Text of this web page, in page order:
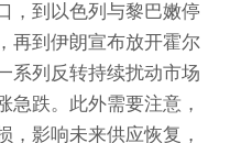
，到以色列与黎巴嫩停
再到伊朗宣布放开霍尔
系列反转持续扰动市场
急跌。此外需要注意，
，影响未来供应恢复，